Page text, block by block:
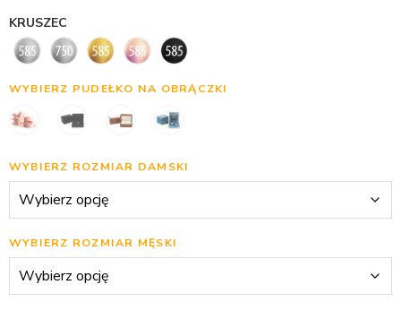
KRUSZEC
WYBIERZ PUDEŁKO NA OBRĄCZKI
WYBIERZ ROZMIAR DAMSKI
WYBIERZ ROZMIAR MĘSKI